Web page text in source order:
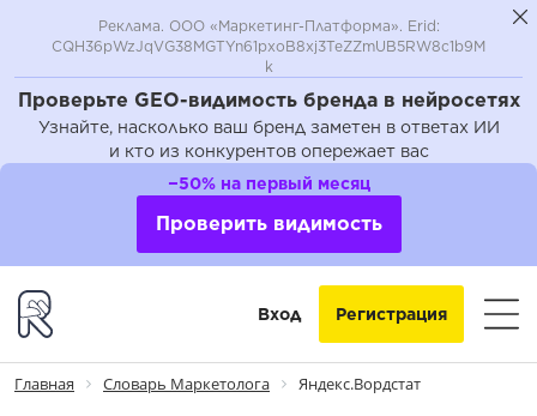
Проверьте GEO-видимость бренда в нейросетях
Узнайте, насколько ваш бренд заметен в ответах ИИ
и кто из конкурентов опережает вас
Реклама. ООО «Маркетинг-Платформа». Erid:
CQH36pWzJqVG38MGTYn61pxoB8xj3TeZZmUB5RW8c1b9M
k
−50% на первый месяц
Проверить видимость
Вход Регистрация
Главная Словарь Маркетолога Яндекс.Вордстат